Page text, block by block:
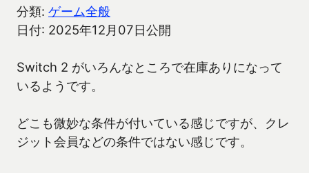
分類: ゲーム全般
日付: 2025年12月07日公開
Switch 2 がいろんなところで在庫ありになって
いるようです。
どこも微妙な条件が付いている感じですが、クレ
ジット会員などの条件ではない感じです。